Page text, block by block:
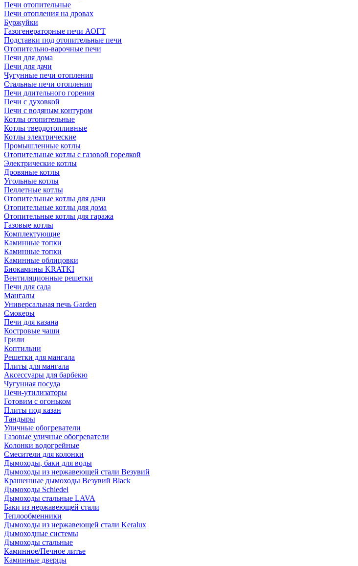
Печи отопительные
Печи отопления на дровах
Буржуйки
Газогенераторные печи АОГТ
Подставки под отопительные печи
Отопительно-варочные печи
Печи для дома
Печи для дачи
Чугунные печи отопления
Стальные печи отопления
Печи длительного горения
Печи с духовкой
Печи с водяным контуром
Котлы отопительные
Котлы твердотопливные
Котлы электрические
Промышленные котлы
Отопительные котлы с газовой горелкой
Электрические котлы
Дровяные котлы
Угольные котлы
Пеллетные котлы
Отопительные котлы для дачи
Отопительные котлы для дома
Отопительные котлы для гаража
Газовые котлы
Комплектующие
Каминные топки
Каминные топки
Каминные облицовки
Биокамины KRATKI
Вентиляционные решетки
Печи для сада
Мангалы
Универсальная печь Garden
Смокеры
Печи для казана
Костровые чаши
Грили
Коптильни
Решетки для мангала
Плиты для мангала
Аксессуары для барбекю
Чугунная посуда
Печи-утилизаторы
Готовим с огоньком
Плиты под казан
Тандыры
Уличные обогреватели
Газовые уличные обогреватели
Колонки водогрейные
Смесители для колонки
Дымоходы, баки для воды
Дымоходы из нержавеющей стали Везувий
Крашенные дымоходы Везувий Black
Дымоходы Schiedel
Дымоходы стальные LAVA
Баки из нержавеющей стали
Теплообменники
Дымоходы из нержавеющей стали Keralux
Дымоходные системы
Дымоходы стальные
Каминное/Печное литье
Каминные дверцы